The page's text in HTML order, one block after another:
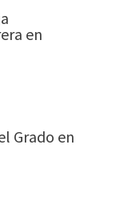
en
Grado en